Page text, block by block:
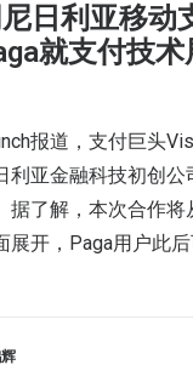
日利亚移动
就支付技术
报道，支付巨头
利亚金融科技初创公
据了解，本次合作将
展开，Paga用户此